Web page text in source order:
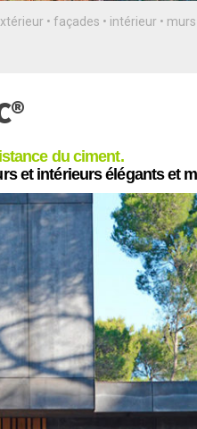
• façades • intérieur • murs
du ciment.
et intérieurs élégants et